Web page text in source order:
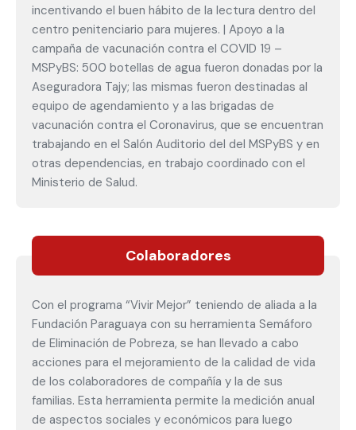
incentivando el buen hábito de la lectura dentro del
centro penitenciario para mujeres. | Apoyo a la
campaña de vacunación contra el COVID 19 –
MSPyBS: 500 botellas de agua fueron donadas por la
Aseguradora Tajy; las mismas fueron destinadas al
equipo de agendamiento y a las brigadas de
vacunación contra el Coronavirus, que se encuentran
trabajando en el Salón Auditorio del del MSPyBS y en
otras dependencias, en trabajo coordinado con el
Ministerio de Salud.
Colaboradores
Con el programa “Vivir Mejor” teniendo de aliada a la
Fundación Paraguaya con su herramienta Semáforo
de Eliminación de Pobreza, se han llevado a cabo
acciones para el mejoramiento de la calidad de vida
de los colaboradores de compañía y la de sus
familias. Esta herramienta permite la medición anual
de aspectos sociales y económicos para luego